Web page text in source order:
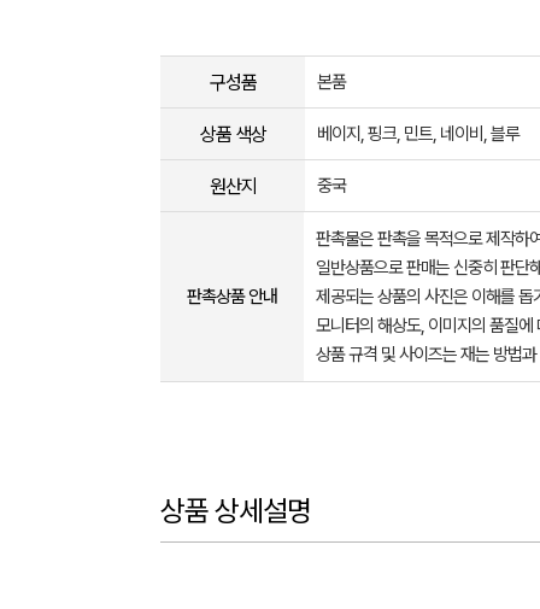
구성품 본품
상품 색상 베이지, 핑크, 민트, 네이비, 블루
원산지 중국
판촉상품 안내
판촉물은 판촉을 목적으로 제작하
일반상품으로 판매는 신중히 판단
제공되는 상품의 사진은 이해를
모니터의 해상도, 이미지의 품질
상품 규격 및 사이즈는 재는 방법
상품 상세설명